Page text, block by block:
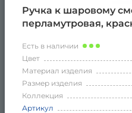
Ручка к шаровому
перламутровая,
Есть в наличии
Цвет
Материал изделия
Размер изделия
Коллекция
Артикул